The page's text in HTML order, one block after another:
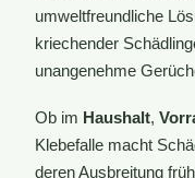
umweltfreundliche
kriechender
unangenehme
Ob im Haushalt,
Klebefalle macht
deren Ausbreitung